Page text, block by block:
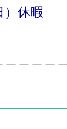
休暇